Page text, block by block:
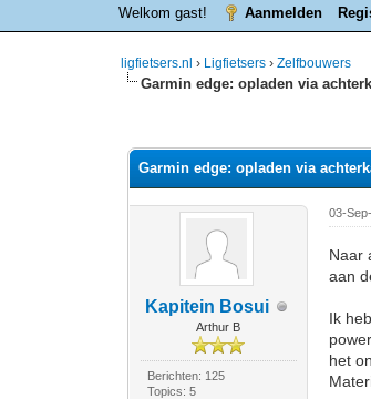
Welkom gast! Aanmelden
ligfietsers.nl › Ligfietsers ›Zelfbouwers
Garmin edge: opladen via
Garmin edge: opladen via
Kapitein Bosui
Arthur B
Berichten: 125
Topics: 5
03-
Naar
aan
Ik
het